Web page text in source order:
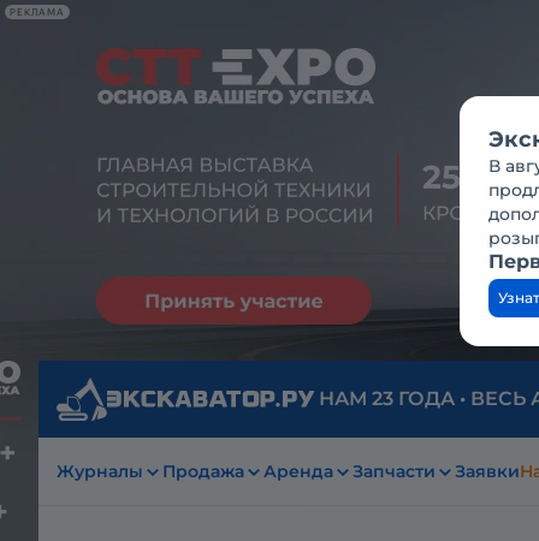
РЕКЛАМА
НАМ 23 ГОДА • ВЕСЬ
Журналы Продажа Аренда Запчасти Заявки
В